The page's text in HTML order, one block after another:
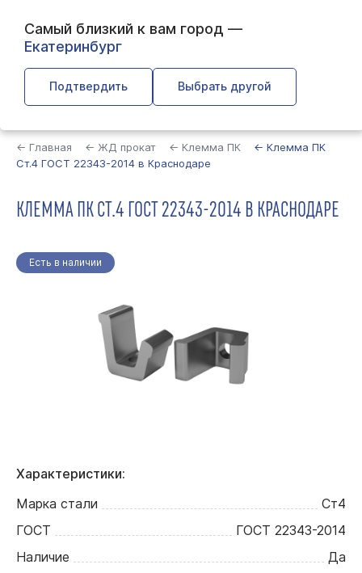
Самый близкий к вам город —
Екатеринбург
Подтвердить Выбрать другой
← Главная ← ЖД прокат ← Клемма ПК
← Клемма ПК
Ст.4 ГОСТ 22343-2014 в Краснодаре
КЛЕММА ПК СТ.4 ГОСТ 22343-2014 В КРАСНОДАРЕ
Есть в наличии
Характеристики:
Марка стали
Ст4
ГОСТ
ГОСТ 22343-2014
Наличие
Да